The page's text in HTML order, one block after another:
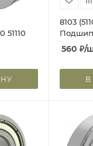
51110
8103
560 ₽/
В